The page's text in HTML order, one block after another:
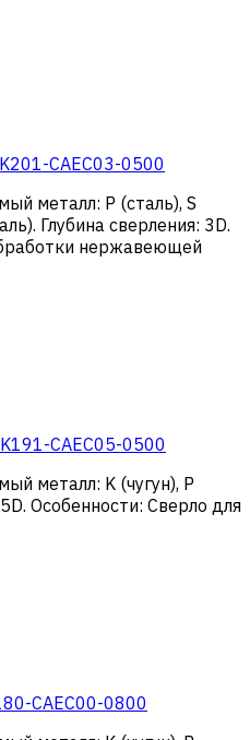
CAEC03-0500
металл: Р (сталь), S
. Глубина сверления: 3D.
нержавеющей
CAEC05-0500
металл: K (чугун), Р
5D. Особенности: Сверло для
CAEC00-0800